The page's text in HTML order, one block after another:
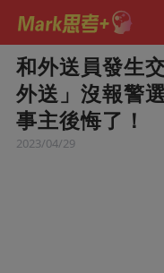
和外送員發生
外送」沒報警
事主後悔了！
2023/04/29